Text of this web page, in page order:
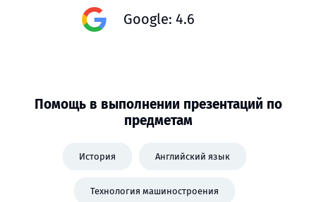
Google: 4.6
Помощь в выполнении презентаций по
предметам
История Английский язык
Технология машиностроения